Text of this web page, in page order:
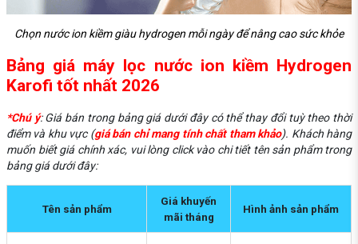
Chọn nước ion kiềm giàu hydrogen mỗi ngày để nâng cao sức khỏe
Bảng giá máy lọc nước ion kiềm Hydrogen
Karofi tốt nhất 2026
*Chú ý: Giá bán trong bảng giá dưới đây có thể thay đổi tuỳ theo thời
điểm và khu vực (giá bán chỉ mang tính chất tham khảo). Khách hàng
muốn biết giá chính xác, vui lòng click vào chi tiết tên sản phẩm trong
bảng giá dưới đây:
Tên sản phẩm
Giá khuyến
mãi tháng
Hình ảnh sản phẩm